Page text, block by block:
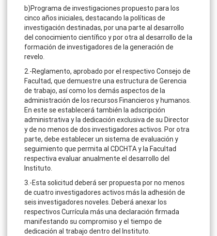
b)Programa de investigaciones propuesto para los
cinco años iniciales, destacando la políticas de
investigación destinadas, por una parte al desarrollo
del conocimiento científico y por otra al desarrollo de la
formación de investigadores de la generación de
revelo.
2.-Reglamento, aprobado por el respectivo Consejo de
Facultad, que demuestre una estructura de Gerencia
de trabajo, así como los demás aspectos de la
administración de los recursos Financieros y humanos.
En este se establecerá también la adscripción
administrativa y la dedicación exclusiva de su Director
y de no menos de dos investigadores activos. Por otra
parte, debe establecer un sistema de evaluación y
seguimiento que permita al CDCHTA y la Facultad
respectiva evaluar anualmente el desarrollo del
Instituto.
3.-Esta solicitud deberá ser propuesta por no menos
de cuatro investigadores activos más la adhesión de
seis investigadores noveles. Deberá anexar los
respectivos Currícula más una declaración firmada
manifestando su compromiso y el tiempo de
dedicación al trabajo dentro del Instituto.